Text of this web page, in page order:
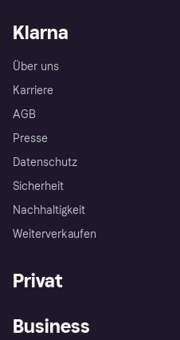
Klarna
Über uns
Karriere
AGB
Presse
Datenschutz
Sicherheit
Nachhaltigkeit
Weiterverkaufen
Privat
Business